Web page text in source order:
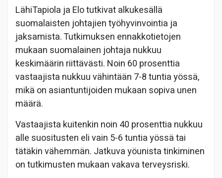
LähiTapiola ja Elo tutkivat alkukesällä
suomalaisten johtajien työhyvinvointia ja
jaksamista. Tutkimuksen ennakkotietojen
mukaan suomalainen johtaja nukkuu
keskimäärin riittävästi. Noin 60 prosenttia
vastaajista nukkuu vähintään 7-8 tuntia yössä,
mikä on asiantuntijoiden mukaan sopiva unen
määrä.
Vastaajista kuitenkin noin 40 prosenttia nukkuu
alle suositusten eli vain 5-6 tuntia yössä tai
tätäkin vähemmän. Jatkuva yöunista tinkiminen
on tutkimusten mukaan vakava terveysriski.